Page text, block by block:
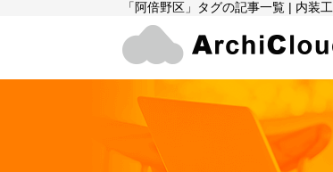
「阿倍野区」タグの記事一覧 | 内装